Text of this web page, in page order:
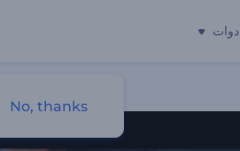
أدوات
No, thanks